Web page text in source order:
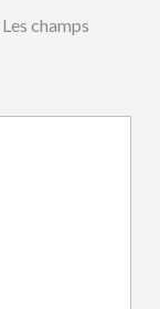
Les champs